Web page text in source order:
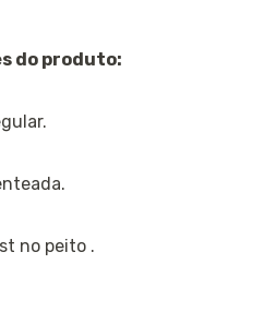
do produto:
no peito .